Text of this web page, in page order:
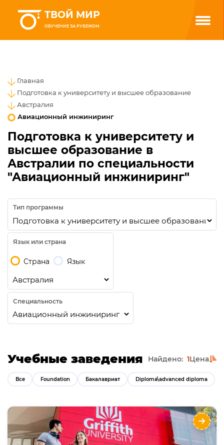
ТВОЙ МИР
ОБУЧЕНИЕ ЗА РУБЕЖОМ
Главная
Подготовка к университету и высшее образование
Австралия
Авиационный инжиниринг
Подготовка к университету и
высшее образование в
Австралии по специальности
"Авиационный инжиниринг"
Тип программы
Язык или страна
Страна Язык
Специальность
Учебные заведения Найдено: 1Цена
Все Foundation Бакалавриат Diploma\advanced diploma
Высшее образование в Австралии - Griffith
University